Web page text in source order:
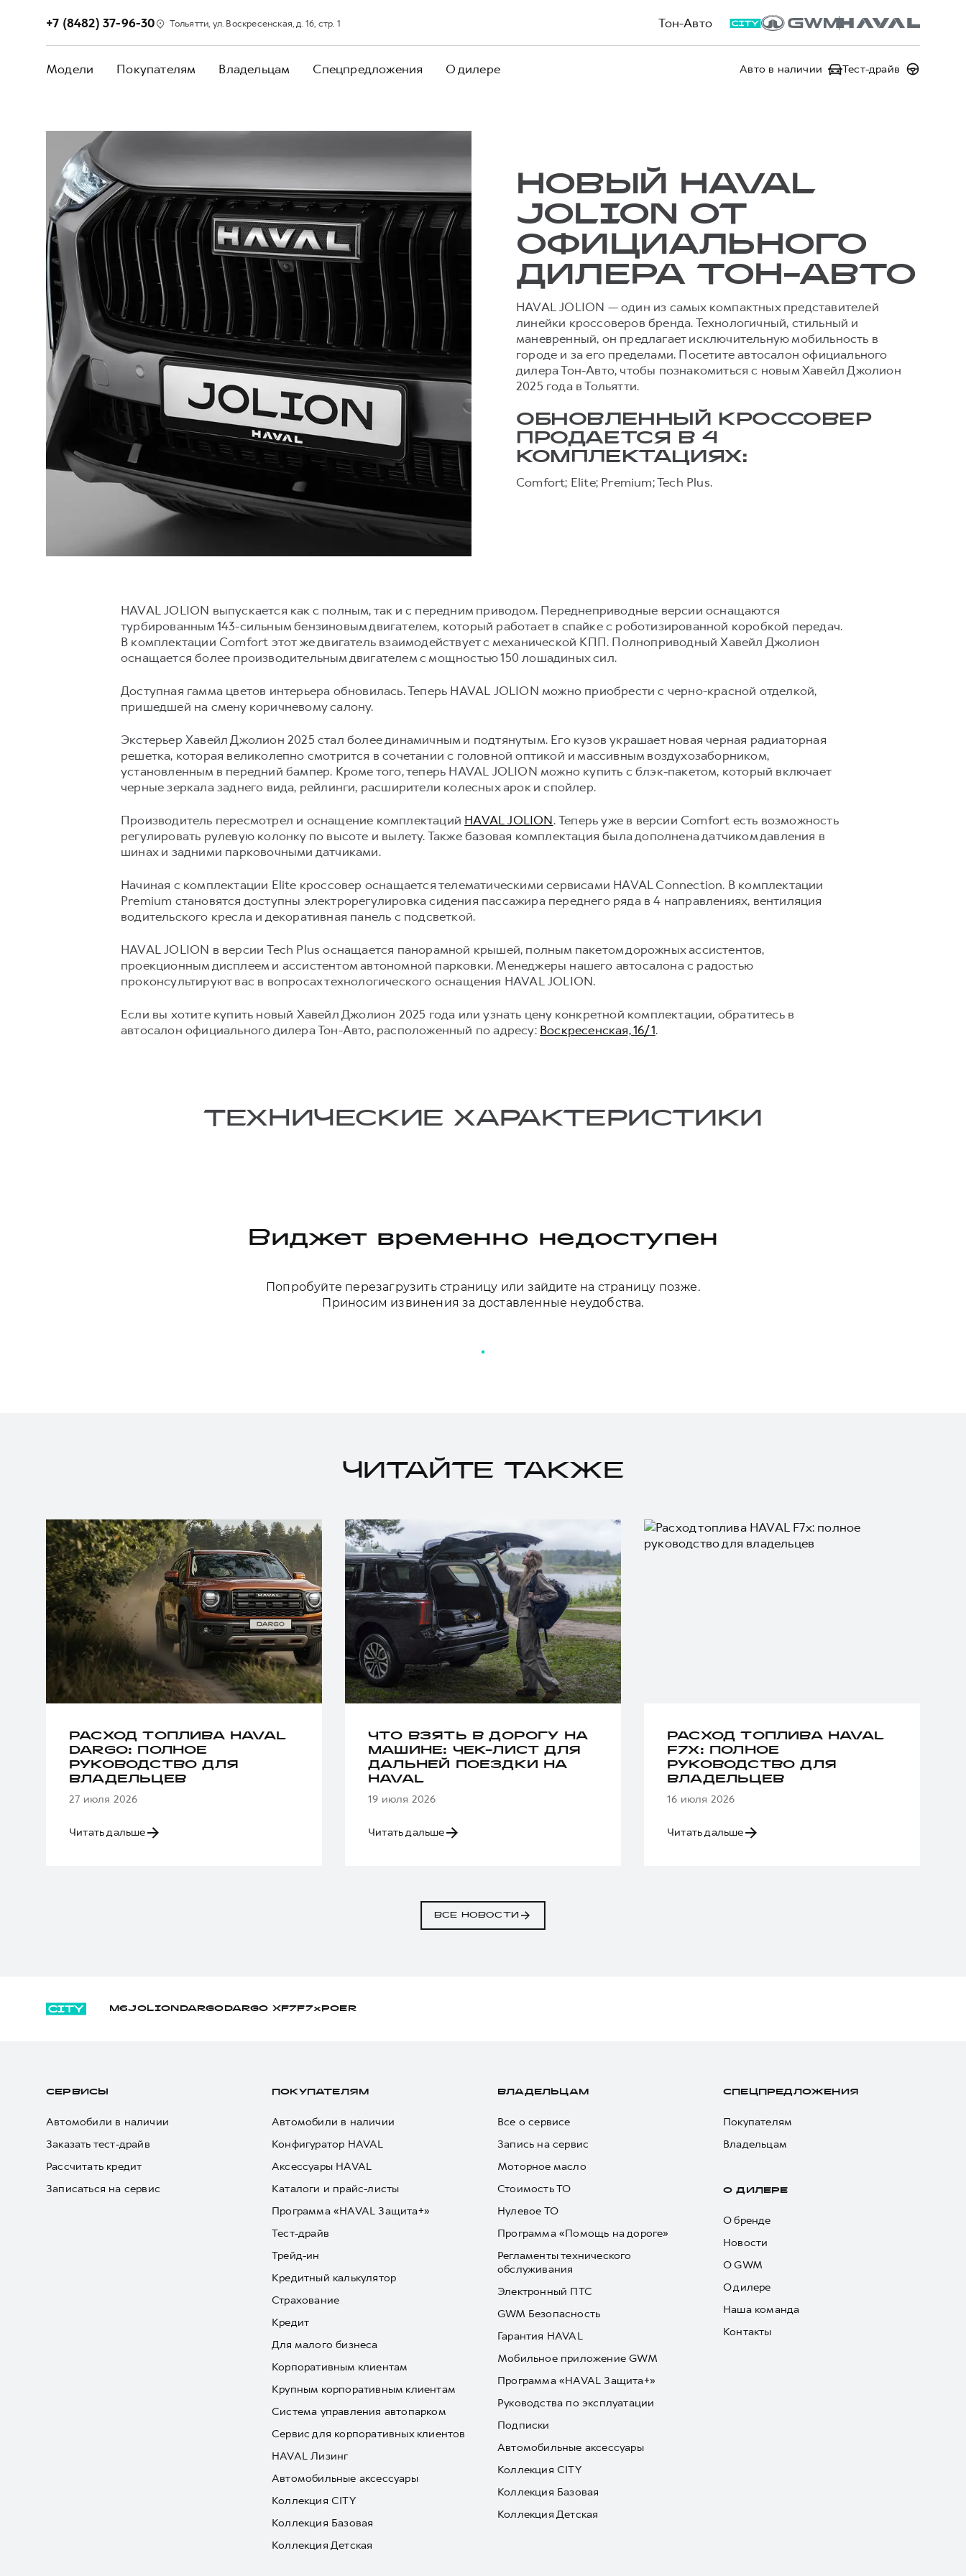
Тон-Авто
+7 (8482) 37-96-30 Тольятти, ул. Воскресенская, д. 16, стр. 1
Модели Покупателям Владельцам Спецпредложения О дилере Авто в наличии Тест-драйв
НОВЫЙ HAVAL
JOLION ОТ
ОФИЦИАЛЬНОГО
ДИЛЕРА ТОН-АВТО
HAVAL JOLION — один из самых компактных представителей
линейки кроссоверов бренда. Технологичный, стильный и
маневренный, он предлагает исключительную мобильность в
городе и за его пределами. Посетите автосалон официального
дилера Тон-Авто, чтобы познакомиться с новым Хавейл Джолион
2025 года в Тольятти.
ОБНОВЛЕННЫЙ КРОССОВЕР
ПРОДАЕТСЯ В 4
КОМПЛЕКТАЦИЯХ:
Comfort; Elite; Premium; Tech Plus.
HAVAL JOLION выпускается как с полным, так и с передним приводом. Переднеприводные версии оснащаются
турбированным 143-сильным бензиновым двигателем, который работает в спайке с роботизированной коробкой передач.
В комплектации Comfort этот же двигатель взаимодействует с механической КПП. Полноприводный Хавейл Джолион
оснащается более производительным двигателем с мощностью 150 лошадиных сил.
Доступная гамма цветов интерьера обновилась. Теперь HAVAL JOLION можно приобрести с черно-красной отделкой,
пришедшей на смену коричневому салону.
Экстерьер Хавейл Джолион 2025 стал более динамичным и подтянутым. Его кузов украшает новая черная радиаторная
решетка, которая великолепно смотрится в сочетании с головной оптикой и массивным воздухозаборником,
установленным в передний бампер. Кроме того, теперь HAVAL JOLION можно купить с блэк-пакетом, который включает
черные зеркала заднего вида, рейлинги, расширители колесных арок и спойлер.
Производитель пересмотрел и оснащение комплектаций HAVAL JOLION. Теперь уже в версии Comfort есть возможность
регулировать рулевую колонку по высоте и вылету. Также базовая комплектация была дополнена датчиком давления в
шинах и задними парковочными датчиками.
Начиная с комплектации Elite кроссовер оснащается телематическими сервисами HAVAL Connection. В комплектации
Premium становятся доступны электрорегулировка сидения пассажира переднего ряда в 4 направлениях, вентиляция
водительского кресла и декоративная панель с подсветкой.
HAVAL JOLION в версии Tech Plus оснащается панорамной крышей, полным пакетом дорожных ассистентов,
проекционным дисплеем и ассистентом автономной парковки. Менеджеры нашего автосалона с радостью
проконсультируют вас в вопросах технологического оснащения HAVAL JOLION.
Если вы хотите купить новый Хавейл Джолион 2025 года или узнать цену конкретной комплектации, обратитесь в
автосалон официального дилера Тон-Авто, расположенный по адресу: Воскресенская, 16/1.
ТЕХНИЧЕСКИЕ ХАРАКТЕРИСТИКИ
Виджет временно недоступен
Попробуйте перезагрузить страницу или зайдите на страницу позже.
Приносим извинения за доставленные неудобства.
ПЕРЕЗАГРУЗИТЬ СТРАНИЦУ
ЧИТАЙТЕ ТАКЖЕ
РАСХОД ТОПЛИВА HAVAL
DARGO: ПОЛНОЕ
РУКОВОДСТВО ДЛЯ
ВЛАДЕЛЬЦЕВ
27 июля 2026
Читать дальше
ЧТО ВЗЯТЬ В ДОРОГУ НА
МАШИНЕ: ЧЕК-ЛИСТ ДЛЯ
ДАЛЬНЕЙ ПОЕЗДКИ НА
HAVAL
19 июля 2026
Читать дальше
РАСХОД ТОПЛИВА HAVAL
F7X: ПОЛНОЕ
РУКОВОДСТВО ДЛЯ
ВЛАДЕЛЬЦЕВ
16 июля 2026
Читать дальше
ВСЕ НОВОСТИ
M6JOLION DARGO DARGO Х F7 F7x POER
СЕРВИСЫ
Автомобили в наличии
Заказать тест-драйв
Рассчитать кредит
Записаться на сервис
ПОКУПАТЕЛЯМ
Автомобили в наличии
Конфигуратор HAVAL
Аксессуары HAVAL
Каталоги и прайс-листы
Программа «HAVAL Защита+»
Тест-драйв
Трейд-ин
Кредитный калькулятор
Страхование
Кредит
Для малого бизнеса
Корпоративным клиентам
Крупным корпоративным клиентам
Система управления автопарком
Сервис для корпоративных клиентов
HAVAL Лизинг
Автомобильные аксессуары
Коллекция CITY
Коллекция Базовая
Коллекция Детская
ВЛАДЕЛЬЦАМ
Все о сервисе
Запись на сервис
Моторное масло
Стоимость ТО
Нулевое ТО
Программа «Помощь на дороге»
Регламенты технического
обслуживания
Электронный ПТС
GWM Безопасность
Гарантия HAVAL
Мобильное приложение GWM
Программа «HAVAL Защита+»
Руководства по эксплуатации
Подписки
Автомобильные аксессуары
Коллекция CITY
Коллекция Базовая
Коллекция Детская
СПЕЦПРЕДЛОЖЕНИЯ
Покупателям
Владельцам
О ДИЛЕРЕ
О бренде
Новости
О GWM
О дилере
Наша команда
Контакты